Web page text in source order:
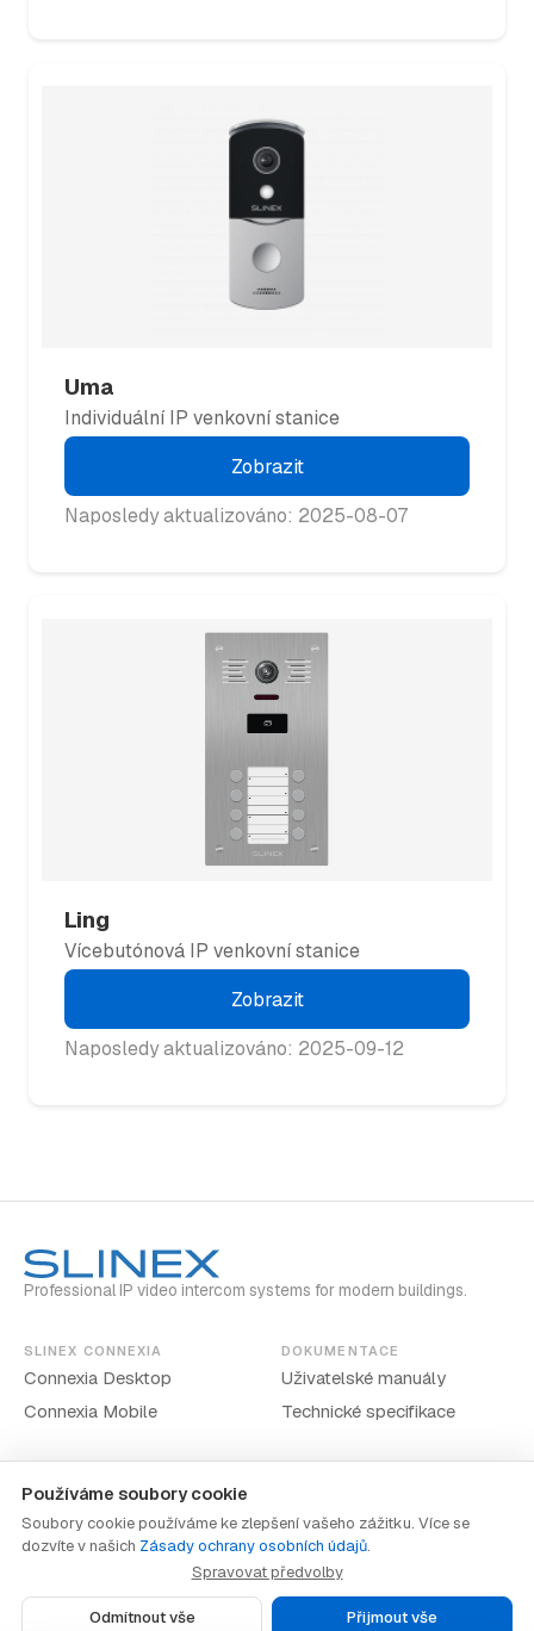
Uma
Individuální IP venkovní stanice
Zobrazit
Naposledy aktualizováno: 2025-08-07
Ling
Vícebutónová IP venkovní stanice
Zobrazit
Naposledy aktualizováno: 2025-09-12
Professional IP video intercom systems for modern buildings.
SLINEX CONNEXIA
Connexia Desktop
Connexia Mobile
DOKUMENTACE
Uživatelské manuály
Technické specifikace
© 2026 Slinex. Všechna práva vyhrazena
Zásady ochrany osobních údajů·Smluvní podmínky
Předvolby souborů cookie
www.slinex.com
Používáme soubory cookie
Soubory cookie používáme ke zlepšení vašeho zážitku. Více se
dozvíte v našich Zásady ochrany osobních údajů.
Spravovat předvolby
Odmítnout vše Přijmout vše